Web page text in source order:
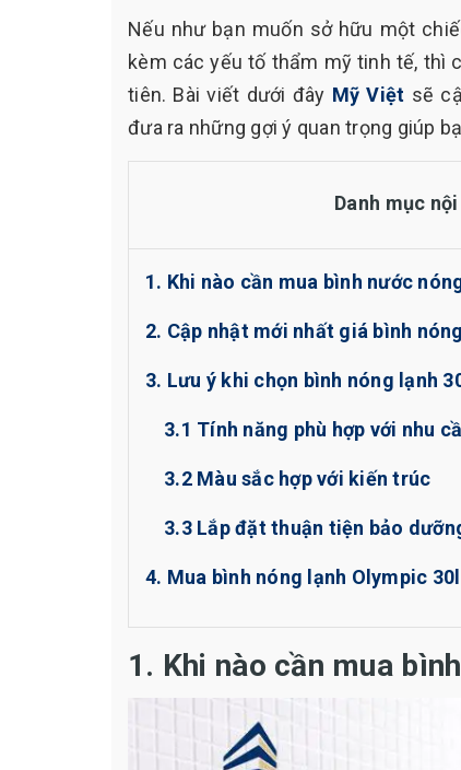
Nếu như bạn muốn sở hữu một
kèm các yếu tố thẩm mỹ tinh tế, thì
tiên. Bài viết dưới đây Mỹ Việt sẽ
đưa ra những gợi ý quan trọng giúp
Danh mục
1. Khi nào cần mua bình nước
2. Cập nhật mới nhất giá bình
3. Lưu ý khi chọn bình nóng lạnh
3.1 Tính năng phù hợp với nhu
3.2 Màu sắc hợp với kiến trúc
3.3 Lắp đặt thuận tiện bảo
4. Mua bình nóng lạnh Olympic
1. Khi nào cần mua